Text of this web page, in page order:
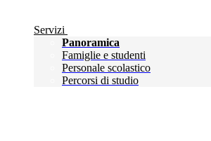
Servizi
Panoramica
Famiglie e studenti
Personale scolastico
Percorsi di studio